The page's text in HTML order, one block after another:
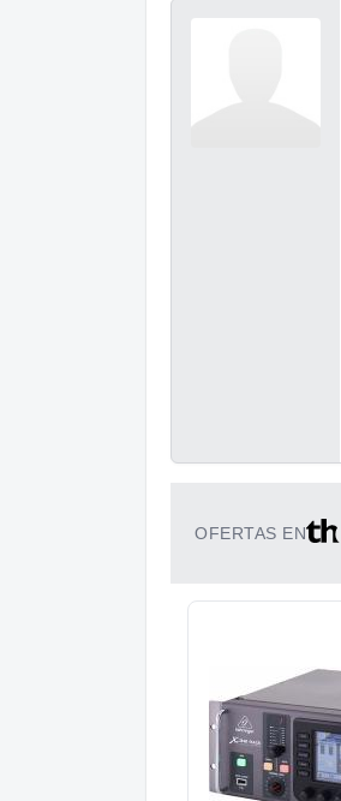
OFERTAS EN